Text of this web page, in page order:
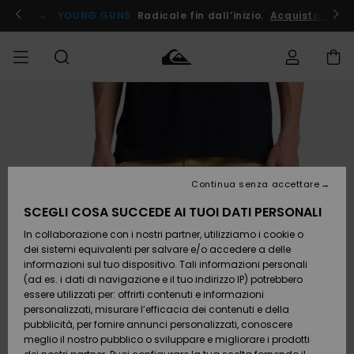
informazioni
prodotto
! YOUNG GUNS Radicale fin dall’inizio. Acquista Ora
Accessori
Calzature
e
infradito
Surf /
Acqua
Accessori
Calzature
e
infradito
Surf /
Acqua
Nuovi
Da
Scoprire
Snow
SURF
Highlights
Comunità
SNOW
Shop
Snow
Shop
Donna
OUTLET
Outlet
Donna
Spedizione
Pagamento
Buono regalo
Quiksilver
Freedom
SCEGLI COSA SUCCEDE AI TUOI DATI PERSONALI
In collaborazione con i nostri partner, utilizziamo i cookie o
dei sistemi equivalenti per salvare e/o accedere a delle
informazioni sul tuo dispositivo. Tali informazioni personali
(ad es. i dati di navigazione e il tuo indirizzo IP) potrebbero
essere utilizzati per: offrirti contenuti e informazioni
personalizzati, misurare l’efficacia dei contenuti e della
pubblicità, per fornire annunci personalizzati, conoscere
meglio il nostro pubblico o sviluppare e migliorare i prodotti
Continua senza accettare